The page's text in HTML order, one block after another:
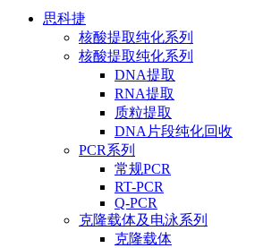
思科捷
核酸提取纯化系列
核酸提取纯化系列
DNA提取
RNA提取
质粒提取
DNA片段纯化回收
PCR系列
常规PCR
RT-PCR
Q-PCR
克隆载体及电泳系列
克隆载体